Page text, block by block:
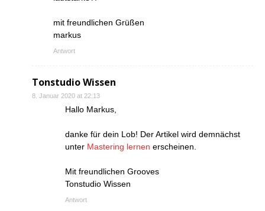
mit freundlichen Grüßen
markus
Antwort
Tonstudio Wissen
8. Januar 2020 at 22:13
Hallo Markus,
danke für dein Lob! Der Artikel wird demnächst
unter Mastering lernen erscheinen.
Mit freundlichen Grooves
Tonstudio Wissen
Antwort